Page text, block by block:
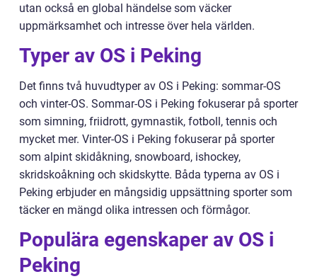
utan också en global händelse som väcker
uppmärksamhet och intresse över hela världen.
Typer av OS i Peking
Det finns två huvudtyper av OS i Peking: sommar-OS
och vinter-OS. Sommar-OS i Peking fokuserar på sporter
som simning, friidrott, gymnastik, fotboll, tennis och
mycket mer. Vinter-OS i Peking fokuserar på sporter
som alpint skidåkning, snowboard, ishockey,
skridskoåkning och skidskytte. Båda typerna av OS i
Peking erbjuder en mångsidig uppsättning sporter som
täcker en mängd olika intressen och förmågor.
Populära egenskaper av OS i
Peking